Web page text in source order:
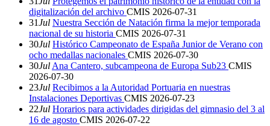
digitalización del archivo CMIS 2026-07-31
31Jul Nuestra Sección de Natación firma la mejor temporada
nacional de su historia CMIS 2026-07-31
30Jul Histórico Campeonato de España Junior de Verano con
ocho medallas nacionales CMIS 2026-07-30
30Jul Ana Cantero, subcampeona de Europa Sub23 CMIS
2026-07-30
23Jul Recibimos a la Autoridad Portuaria en nuestras
Instalaciones Deportivas CMIS 2026-07-23
22Jul Horarios para actividades dirigidas del gimnasio del 3 al
16 de agosto CMIS 2026-07-22